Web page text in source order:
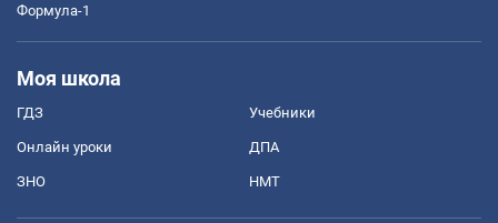
Формула-1
Моя школа
ГДЗ Учебники
Онлайн уроки ДПА
ЗНО НМТ